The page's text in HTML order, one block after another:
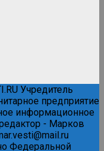
Учредитель
предприятие
информационное
- Марков
Федеральной